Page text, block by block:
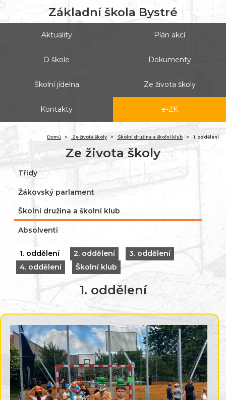
Základní škola Bystré
Aktuality Plán akcí
O škole Dokumenty
Školní jídelna Ze života školy
Kontakty e-ŽK
Domů Ze života školy Školní družina a školní klub 1. oddělení
Ze života školy
Třídy
Žákovský parlament
Školní družina a školní klub
Absolventi
1. oddělení 2. oddělení
3. oddělení
4. oddělení
Školní klub
1. oddělení